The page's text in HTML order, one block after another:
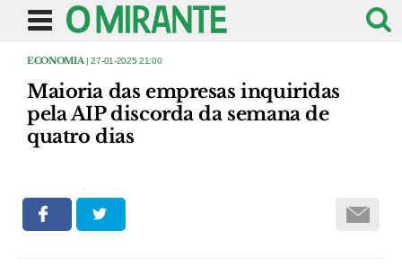
ECONOMIA | 27-01-2025 21:00
Maioria das empresas inquiridas
pela AIP discorda da semana de
quatro dias